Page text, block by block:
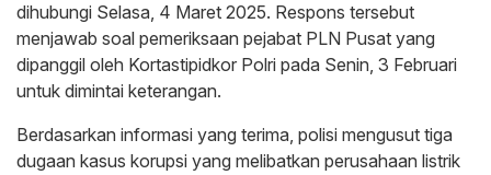
dihubungi Selasa, 4 Maret 2025. Respons tersebut
menjawab soal pemeriksaan pejabat PLN Pusat yang
dipanggil oleh Kortastipidkor Polri pada Senin, 3 Februari
untuk dimintai keterangan.
Berdasarkan informasi yang terima, polisi mengusut tiga
dugaan kasus korupsi yang melibatkan perusahaan listrik